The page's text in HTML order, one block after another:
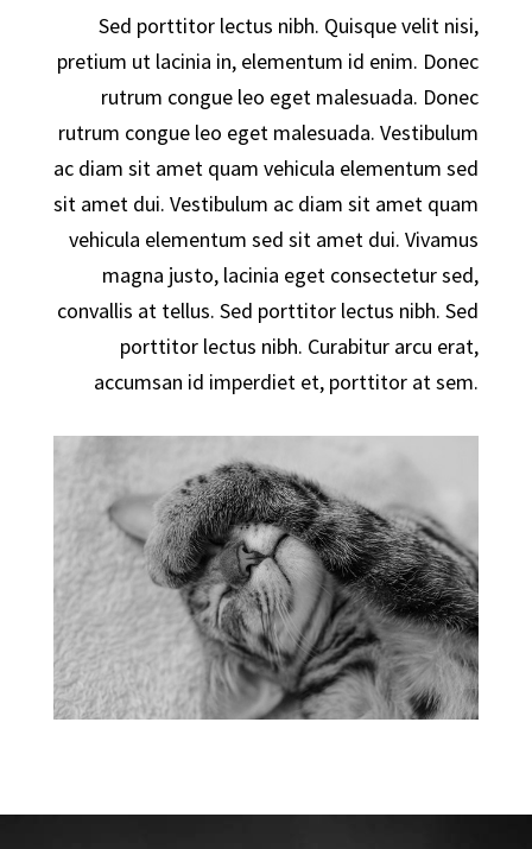
Sed porttitor lectus nibh. Quisque velit nisi,
pretium ut lacinia in, elementum id enim. Donec
rutrum congue leo eget malesuada. Donec
rutrum congue leo eget malesuada. Vestibulum
ac diam sit amet quam vehicula elementum sed
sit amet dui. Vestibulum ac diam sit amet quam
vehicula elementum sed sit amet dui. Vivamus
magna justo, lacinia eget consectetur sed,
convallis at tellus. Sed porttitor lectus nibh. Sed
porttitor lectus nibh. Curabitur arcu erat,
accumsan id imperdiet et, porttitor at sem.